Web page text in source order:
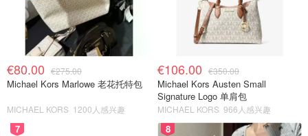
€80.00 €275.00
Michael Kors Marlowe 老花托特包
MICHAEL KORS 1200人感兴趣
€106.00 €350.00
Michael Kors Austen Small
Signature Logo 单肩包
MICHAEL KORS 966人感兴趣
7 8